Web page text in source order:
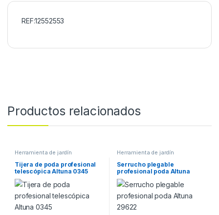
REF:12552553
Productos relacionados
Herramienta de jardín
Tijera de poda profesional
telescópica Altuna 0345
Herramienta de jardín
Serrucho plegable
profesional poda Altuna
29622